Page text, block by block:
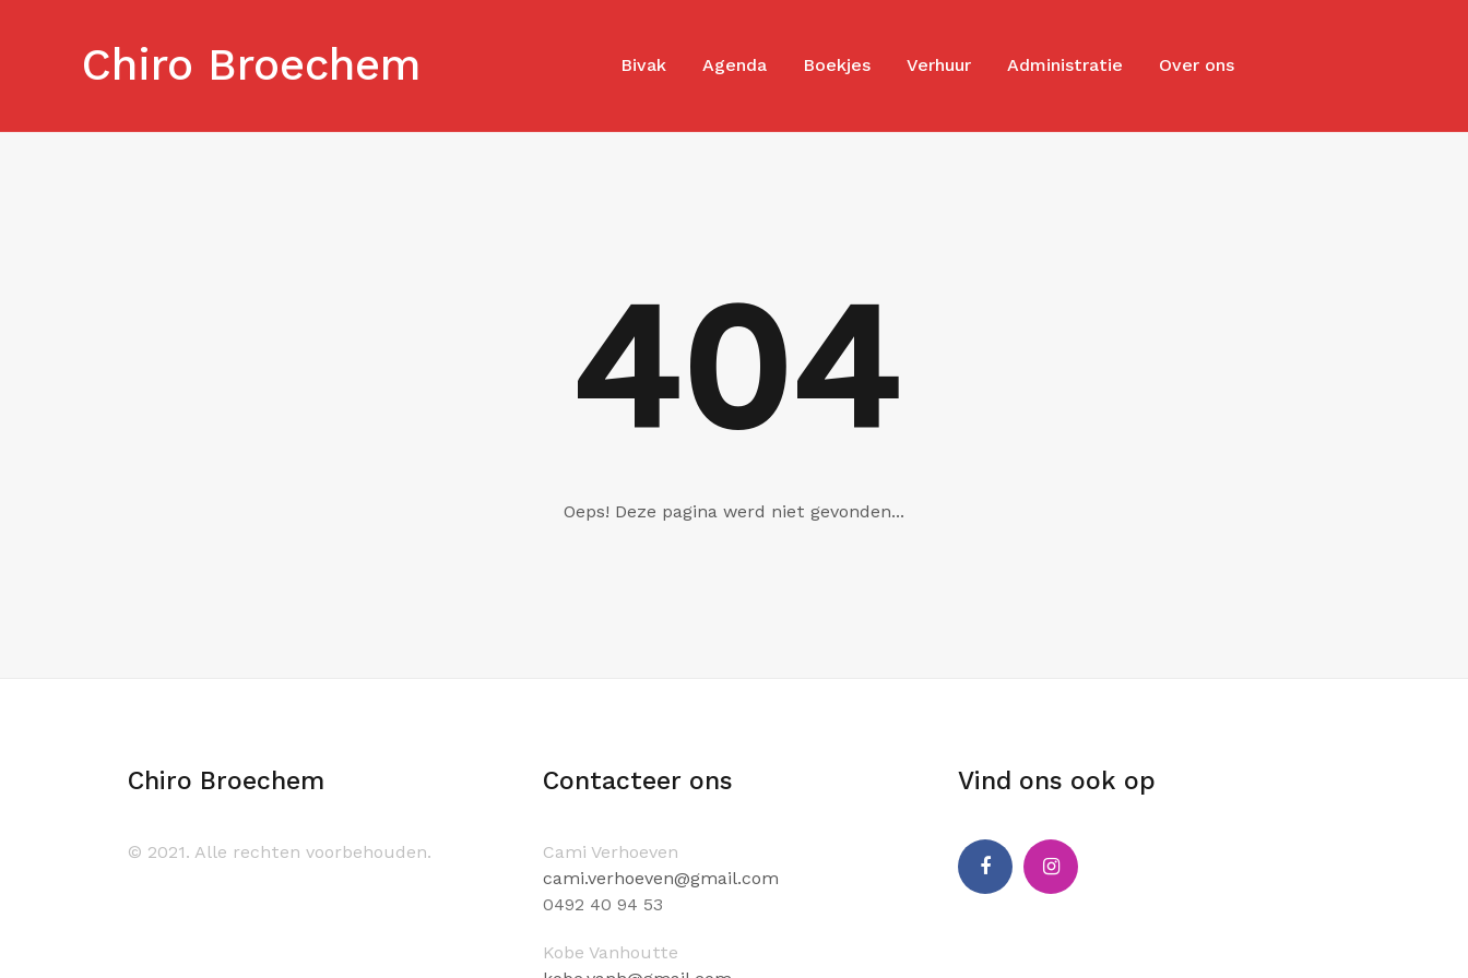
Chiro Broechem Bivak Agenda Boekjes Verhuur Administratie Over ons
404
Oeps! Deze pagina werd niet gevonden...
Chiro Broechem
© 2021. Alle rechten voorbehouden.
Contacteer ons
Cami Verhoeven
cami.verhoeven@gmail.com
0492 40 94 53
Kobe Vanhoutte
Vind ons ook op